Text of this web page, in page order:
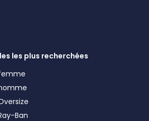
les plus recherchées
Ban